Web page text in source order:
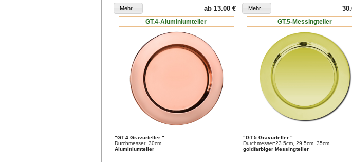
ab 13.00 €
GT.4-Aluminiumteller
"GT.4 Gravurteller "
Durchmesser: 30cm
Aluminiumteller
GT.5-Messingteller
"GT.5 Gravurteller "
Durchmesser:23.5cm, 29.5cm, 35cm
goldfarbiger Messingteller